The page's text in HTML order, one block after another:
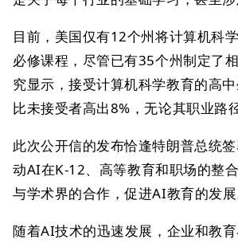
目前，美国仅有12个州将计算机科
必修课程，尽管已有35个州制定了
究显示，接受计算机科学教育的高
比未接受者高出8%，无论其职业路
此次公开信的发布恰逢特朗普总统
动AI在K-12、高等教育和职场的整
与学术界的合作，促进AI教育的发展
随着AI技术的迅速发展，企业和教